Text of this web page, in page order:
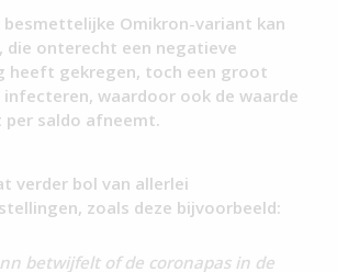
besmettelijke Omikron-variant kan
die onterecht een negatieve
heeft gekregen, toch een groot
waardoor ook de waarde
per saldo afneemt.
verder bol van allerlei
zoals deze bijvoorbeeld:
betwijfelt of de coronapas in de